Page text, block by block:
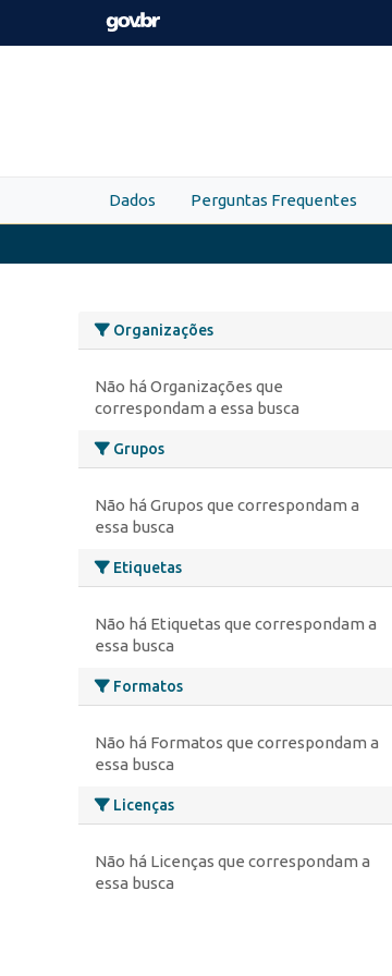
Skip to main content
Dados Perguntas Frequentes
Organizações
Não há Organizações que
correspondam a essa busca
Grupos
Não há Grupos que correspondam a
essa busca
Etiquetas
Não há Etiquetas que correspondam a
essa busca
Formatos
Não há Formatos que correspondam a
essa busca
Licenças
Não há Licenças que correspondam a
essa busca